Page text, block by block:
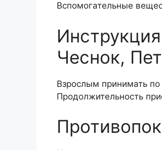
Вспомогательные
Чеснок,
Взрослым принимать
Продолжительность